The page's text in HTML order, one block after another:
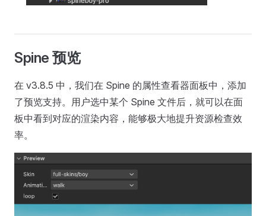
Spine 预览
在 v3.8.5 中，我们在 Spine 的属性查看器面板中，添加
了预览支持。用户选中某个 Spine 文件后，就可以在面
板中看到对应的渲染内容，能够极大地提升资源检查效
率。